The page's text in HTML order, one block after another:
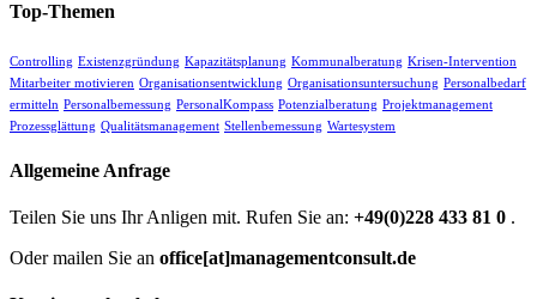
Top-Themen
Controlling Existenzgründung Kapazitätsplanung Kommunalberatung Krisen-Intervention
Mitarbeiter motivieren Organisationsentwicklung Organisationsuntersuchung Personalbedarf
ermitteln Personalbemessung PersonalKompass Potenzialberatung Projektmanagement
Prozessglättung Qualitätsmanagement Stellenbemessung Wartesystem
Allgemeine Anfrage
Teilen Sie uns Ihr Anligen mit. Rufen Sie an: +49(0)228 433 81 0 .
Oder mailen Sie an office[at]managementconsult.de